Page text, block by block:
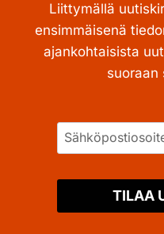
Liittymällä
ensimmäisenä
ajankohtaisista
suoraan
TILAA